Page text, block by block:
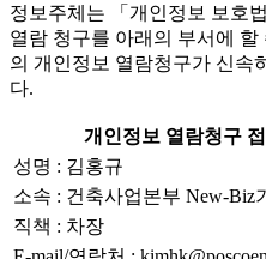
정보주체는 「개인정보 보호
열람 청구를 아래의 부서에 할
의 개인정보 열람청구가 신속
다.
개인정보 열람청구
성명 : 김홍규
소속 : 건축사업본부 New-Biz
직책 : 차장